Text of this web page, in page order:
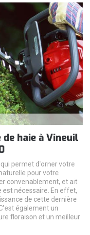
haie à Vineuil
permet d'orner votre
pour votre
convenablement, et ait
est nécessaire. En effet,
de cette dernière
également un
floraison et un meilleur